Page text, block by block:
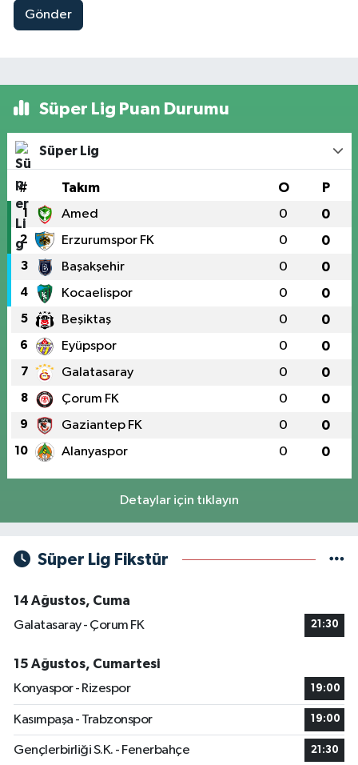
Gönder
Süper Lig Puan Durumu
Süper Lig
# Takım O P
1 Amed 0 0
2 Erzurumspor FK 0 0
3 Başakşehir 0 0
4 Kocaelispor 0 0
5 Beşiktaş 0 0
6 Eyüpspor 0 0
7 Galatasaray 0 0
8 Çorum FK 0 0
9 Gaziantep FK 0 0
10 Alanyaspor 0 0
Detaylar için tıklayın
Süper Lig Fikstür
14 Ağustos, Cuma
Galatasaray - Çorum FK
21:30
15 Ağustos, Cumartesi
Konyaspor - Rizespor
19:00
Kasımpaşa - Trabzonspor 19:00
Gençlerbirliği S.K. - Fenerbahçe 21:30